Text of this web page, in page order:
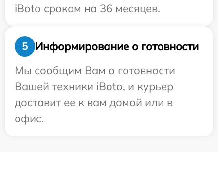
iBoto сроком на 36 месяцев.
5
Информирование о готовности
Мы сообщим Вам о готовности
Вашей техники iBoto, и курьер
доставит ее к вам домой или в
офис.